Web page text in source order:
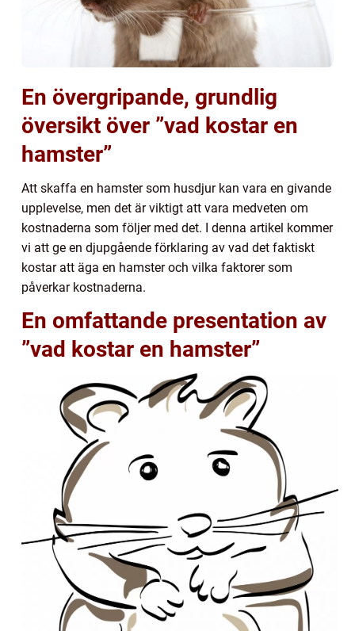
En övergripande, grundlig
översikt över ”vad kostar en
hamster”
Att skaffa en hamster som husdjur kan vara en givande
upplevelse, men det är viktigt att vara medveten om
kostnaderna som följer med det. I denna artikel kommer
vi att ge en djupgående förklaring av vad det faktiskt
kostar att äga en hamster och vilka faktorer som
påverkar kostnaderna.
En omfattande presentation av
”vad kostar en hamster”